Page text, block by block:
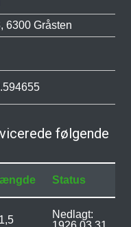
6300 Gråsten
følgende
Status
Nedlagt: